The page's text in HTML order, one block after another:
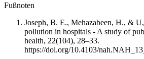
Fußnoten
Joseph, B. E., Mehazabeen, H., &
pollution in hospitals - A study of
health, 22(104), 28–33.
https://doi.org/10.4103/